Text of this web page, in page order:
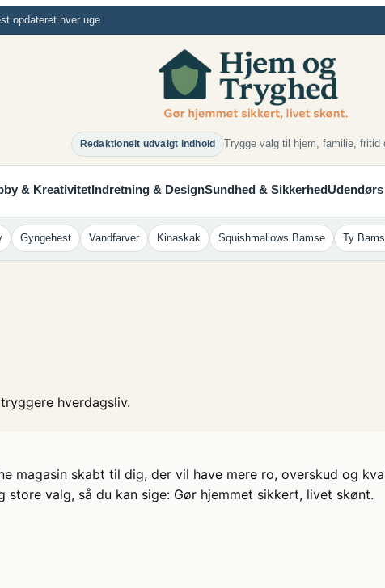
opdateret hver uge
Redaktionelt udvalgt indhold Trygge valg til hjem, familie, fritid
& KreativitetIndretning & DesignSundhed & Sikkerhed
Gyngehest Vandfarver Kinaskak Squishmallows Bamse Ty
hverdagsliv.
magasin skabt til dig, der vil have mere ro, overskud og
valg, så du kan sige: Gør hjemmet sikkert, livet skønt.